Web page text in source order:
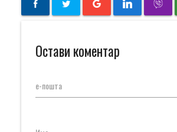
Остави коментар
е-пошта